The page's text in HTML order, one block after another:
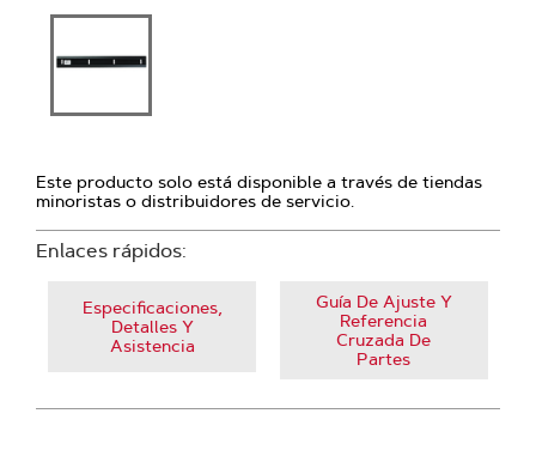
Este producto solo está disponible a través de tiendas
minoristas o distribuidores de servicio.
Enlaces rápidos:
Especificaciones,
Detalles Y
Asistencia
Guía De Ajuste Y
Referencia
Cruzada De
Partes